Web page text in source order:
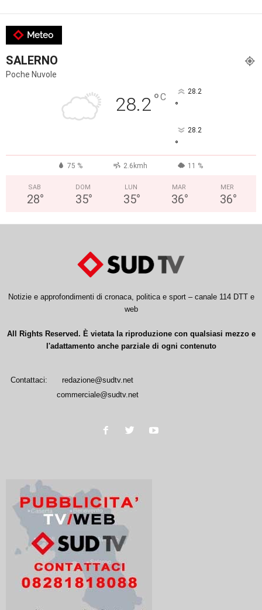
Meteo
SALERNO
Poche Nuvole
28.2°C 28.2
°
28.2
°
75 % 2.6kmh 11 %
SAB
28°
DOM
35°
LUN
35°
MAR
36°
MER
36°
Notizie e approfondimenti di cronaca, politica e sport – canale 114 DTT e
web
All Rights Reserved. È vietata la riproduzione con qualsiasi mezzo e
l'adattamento anche parziale di ogni contenuto
Contattaci:
redazione@sudtv.net
commerciale@sudtv.net